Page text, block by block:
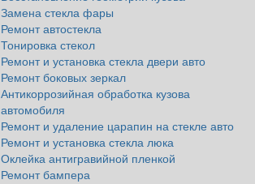
Замена стекла фары
Ремонт автостекла
Тонировка стекол
Ремонт и установка стекла двери авто
Ремонт боковых зеркал
Антикоррозийная обработка кузова
автомобиля
Ремонт и удаление царапин на стекле авто
Ремонт и установка стекла люка
Оклейка антигравийной пленкой
Ремонт бампера